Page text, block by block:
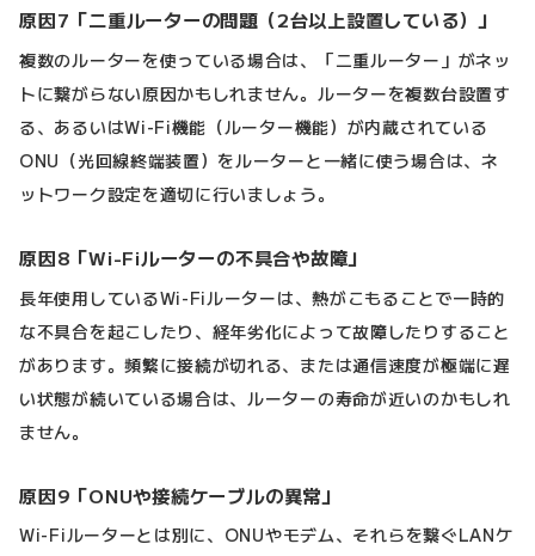
原因7「二重ルーターの問題（2台以上設置している）」
複数のルーターを使っている場合は、「二重ルーター」がネッ
トに繋がらない原因かもしれません。ルーターを複数台設置す
る、あるいはWi-Fi機能（ルーター機能）が内蔵されている
ONU（光回線終端装置）をルーターと一緒に使う場合は、ネ
ットワーク設定を適切に行いましょう。
原因8「Wi-Fiルーターの不具合や故障」
長年使用しているWi-Fiルーターは、熱がこもることで一時的
な不具合を起こしたり、経年劣化によって故障したりすること
があります。頻繁に接続が切れる、または通信速度が極端に遅
い状態が続いている場合は、ルーターの寿命が近いのかもしれ
ません。
原因9「ONUや接続ケーブルの異常」
Wi-Fiルーターとは別に、ONUやモデム、それらを繋ぐLANケ